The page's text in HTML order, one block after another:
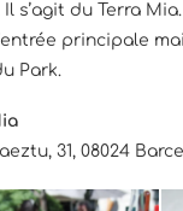
s’agit du Terra
principale
Park.
31, 08024